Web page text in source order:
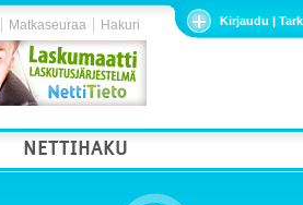
Kirjaudu |
Matkaseuraa Hakuri
NETTIHAKU